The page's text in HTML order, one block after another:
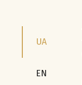
UA
EN